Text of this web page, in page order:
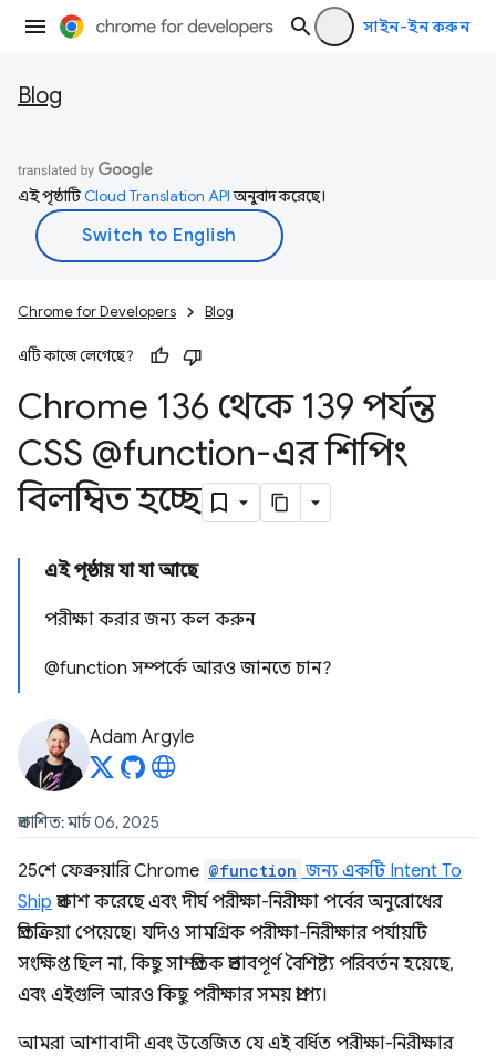
সাইন-ইন করুন
Blog
এই পৃষ্ঠাটিCloud Translation APIঅনুবাদ করেছে।
Chrome for Developers Blog
এটি কাজে লেগেছে?
Chrome 136 থেকে 139 পর্যন্ত
CSS @function-এর শিপিং
বিলম্বিত হচ্ছে
এই পৃষ্ঠায় যা যা আছে
পরীক্ষা করার জন্য কল করুন
@function সম্পর্কে আরও জানতে চান?
Adam Argyle
প্রকাশিত: মার্চ 06, 2025
25শে ফেব্রুয়ারি Chrome @function জন্য একটি Intent To
Ship প্রকাশ করেছে এবং দীর্ঘ পরীক্ষা-নিরীক্ষা পর্বের অনুরোধের
প্রতিক্রিয়া পেয়েছে। যদিও সামগ্রিক পরীক্ষা-নিরীক্ষার পর্যায়টি
সংক্ষিপ্ত ছিল না, কিছু সাম্প্রতিক প্রভাবপূর্ণ বৈশিষ্ট্য পরিবর্তন হয়েছে,
এবং এইগুলি আরও কিছু পরীক্ষার সময় প্রাপ্য।
আমরা আশাবাদী এবং উত্তেজিত যে এই বর্ধিত পরীক্ষা-নিরীক্ষার